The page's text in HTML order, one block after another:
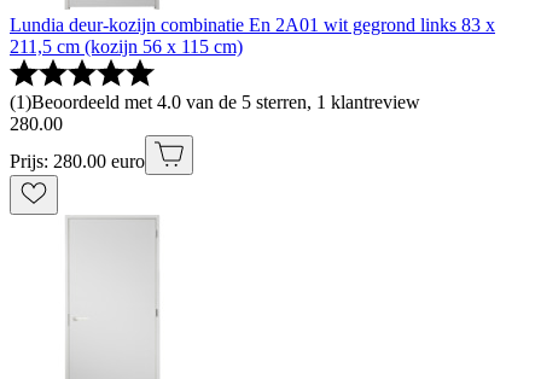
Lundia deur-kozijn combinatie En 2A01 wit gegrond links 83 x
211,5 cm (kozijn 56 x 115 cm)
(1)Beoordeeld met 4.0 van de 5 sterren, 1 klantreview
280.00
Prijs: 280.00 euro